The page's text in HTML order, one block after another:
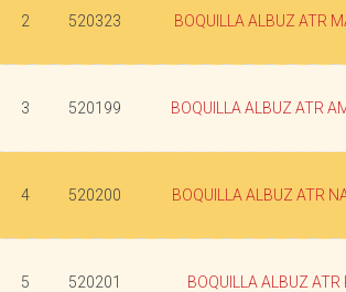
2 520323 BOQUILLA ALBUZ ATR
3 520199 BOQUILLA ALBUZ ATR
4 520200 BOQUILLA ALBUZ ATR
5 520201 BOQUILLA ALBUZ ATR